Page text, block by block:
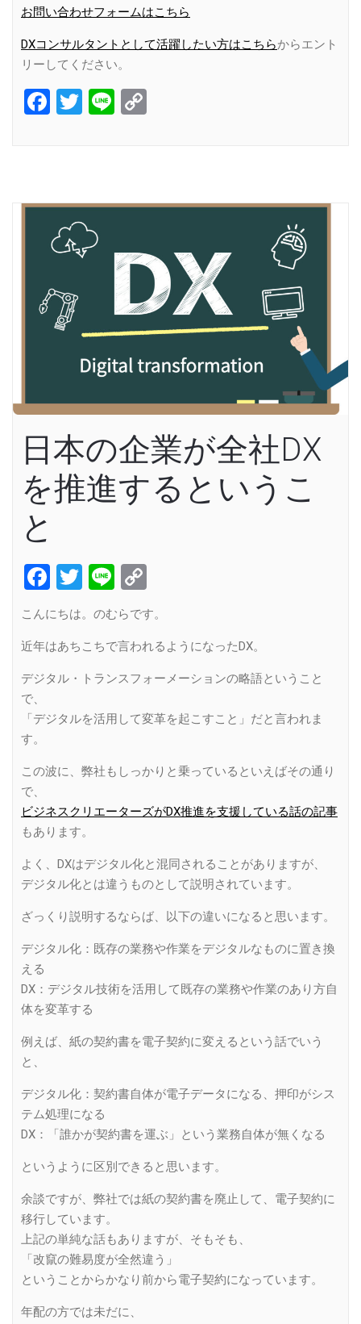
お問い合わせフォームはこちら
DXコンサルタントとして活躍したい方はこちらからエント
リーしてください。
Facebook
Twitter
Line
日本の企業が全社DX
を推進するというこ
と
Facebook
Twitter
Line
Link
こんにちは。のむらです。
近年はあちこちで言われるようになったDX。
デジタル・トランスフォーメーションの略語ということ
で、
「デジタルを活用して変革を起こすこと」だと言われま
す。
この波に、弊社もしっかりと乗っているといえばその通り
で、
ビジネスクリエーターズがDX推進を支援している話の記事
もあります。
よく、DXはデジタル化と混同されることがありますが、
デジタル化とは違うものとして説明されています。
ざっくり説明するならば、以下の違いになると思います。
デジタル化：既存の業務や作業をデジタルなものに置き換
える
DX：デジタル技術を活用して既存の業務や作業のあり方自
体を変革する
例えば、紙の契約書を電子契約に変えるという話でいう
と、
デジタル化：契約書自体が電子データになる、押印がシス
テム処理になる
DX：「誰かが契約書を運ぶ」という業務自体が無くなる
というように区別できると思います。
余談ですが、弊社では紙の契約書を廃止して、電子契約に
移行しています。
上記の単純な話もありますが、そもそも、
「改竄の難易度が全然違う」
ということからかなり前から電子契約になっています。
年配の方では未だに、